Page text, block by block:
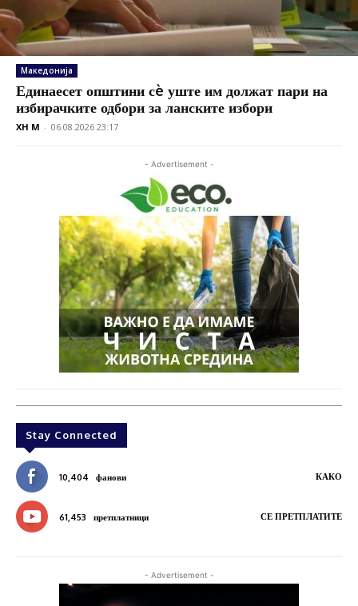
Македонија
Единаесет општини сè уште им должат пари на
избирачките одбори за ланските избори
XH M - 06.08.2026 23:17
- Advertisement -
Stay Connected
10,404 фанови КАКО
61,453 претплатници СЕ ПРЕТПЛАТИТЕ
- Advertisement -